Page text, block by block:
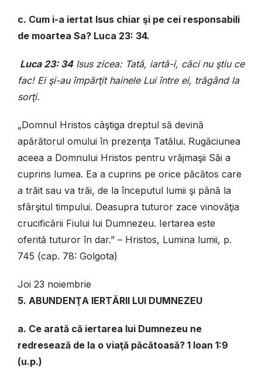
c. Cum i-a iertat Isus chiar şi pe cei responsabili
de moartea Sa? Luca 23: 34.
Luca 23: 34Isus zicea: Tată, iartă-i, căci nu ştiu ce
fac! Ei şi-au împărţit hainele Lui între ei, trăgând la
sorţi.
„Domnul Hristos câştiga dreptul să devină
apărătorul omului în prezenţa Tatălui. Rugăciunea
aceea a Domnului Hristos pentru vrăjmaşii Săi a
cuprins lumea. Ea a cuprins pe orice păcătos care
a trăit sau va trăi, de la începutul lumii şi până la
sfârşitul timpului. Deasupra tuturor zace vinovăţia
crucificării Fiului lui Dumnezeu. Iertarea este
oferită tuturor în dar.” – Hristos, Lumina lumii, p.
745 (cap. 78: Golgota)
Joi 23 noiembrie
5. ABUNDENŢA IERTĂRII LUI DUMNEZEU
a. Ce arată că iertarea lui Dumnezeu ne
redresează de la o viaţă păcătoasă? 1 Ioan 1:9
(u.p.)